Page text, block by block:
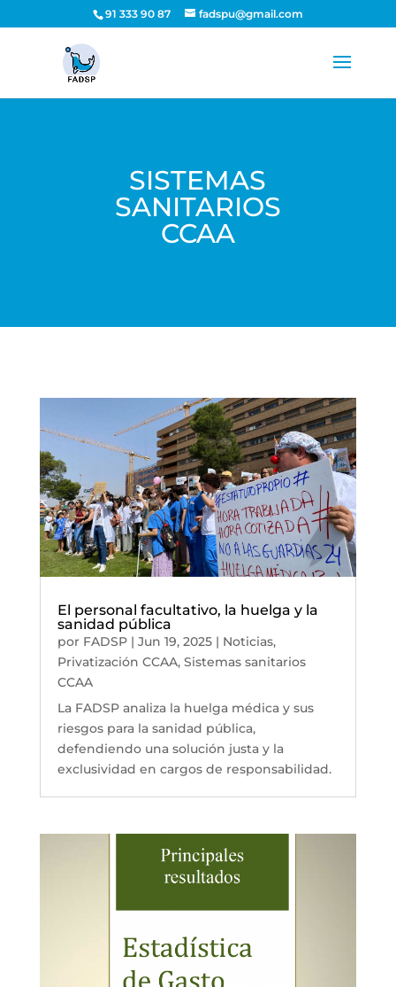
91 333 90 87 fadspu@gmail.com
SISTEMAS
SANITARIOS
CCAA
El personal facultativo, la huelga y la
sanidad pública
por FADSP| Jun 19, 2025| Noticias,
Privatización CCAA, Sistemas sanitarios
CCAA
La FADSP analiza la huelga médica y sus
riesgos para la sanidad pública,
defendiendo una solución justa y la
exclusividad en cargos de responsabilidad.